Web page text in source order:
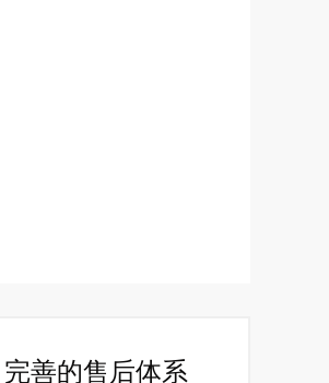
完善的售后体系